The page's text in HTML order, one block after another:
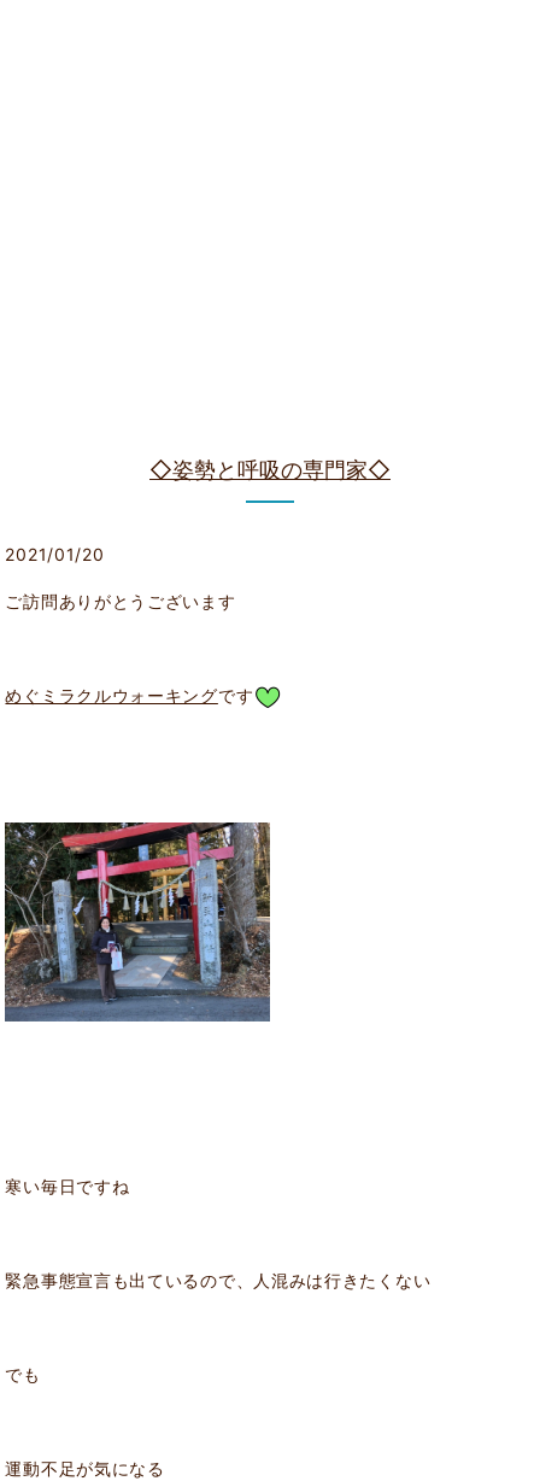
◇姿勢と呼吸の専門家◇
2021/01/20
ご訪問ありがとうございます
めぐミラクルウォーキングです
寒い毎日ですね
緊急事態宣言も出ているので、人混みは行きたくない
でも
運動不足が気になる